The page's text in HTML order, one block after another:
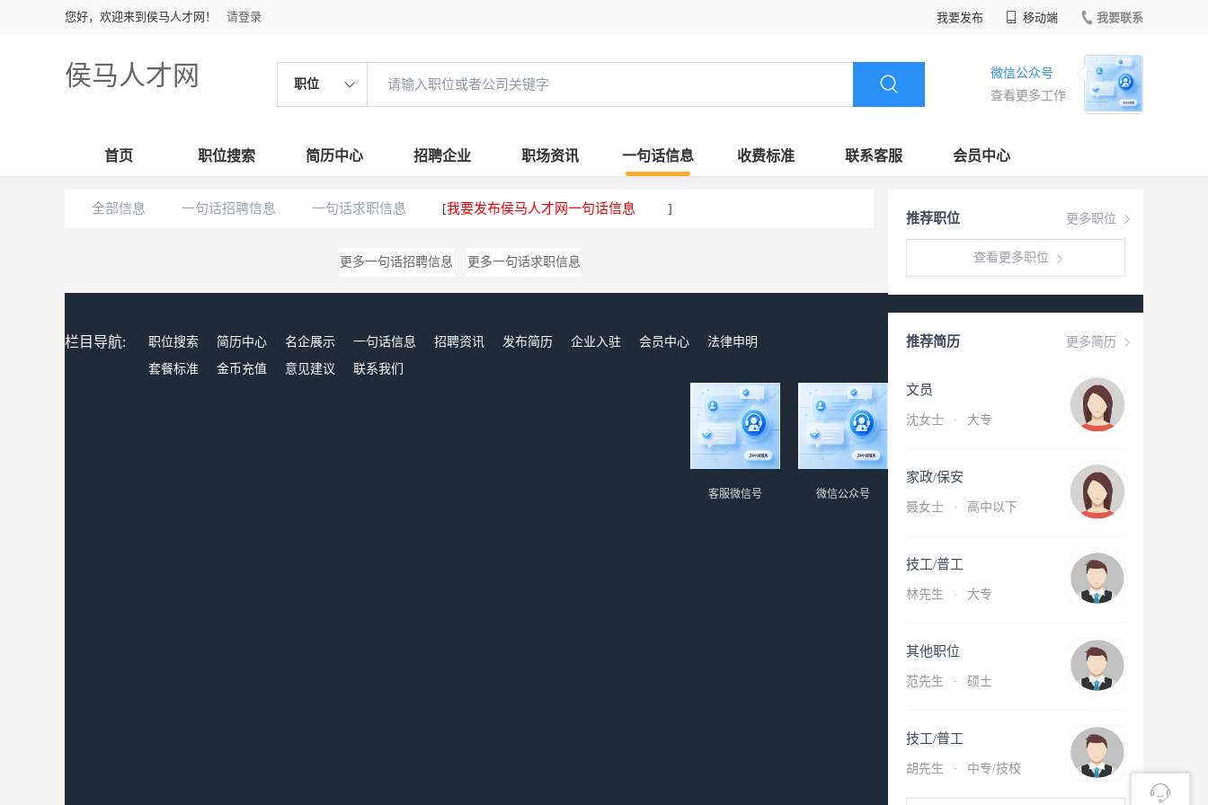
您好，欢迎来到侯马人才网！ 请登录 我要发布 移动端 我要联系
侯马人才网 职位
微信公众号
查看更多工作
首页 职位搜索 简历中心 招聘企业 职场资讯 一句话信息 收费标准 联系客服 会员中心
更多职位
推荐职位
查看更多职位
更多简历
推荐简历
文员
沈女士 · 大专
家政/保安
聂女士 · 高中以下
技工/普工
林先生 · 大专
其他职位
范先生 · 硕士
技工/普工
胡先生 · 中专/技校
全部信息 一句话招聘信息 一句话求职信息 [我要发布侯马人才网一句话信息 ]
更多一句话招聘信息 更多一句话求职信息
栏目导航: 职位搜索 简历中心 名企展示 一句话信息 招聘资讯 发布简历 企业入驻 会员中心
法律申明
套餐标准
金币充值 意见建议 联系我们
微信公众号
客服微信号